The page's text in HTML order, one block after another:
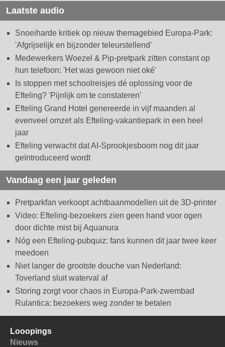
Laatste audio
Snoeiharde kritiek op nieuw themagebied Europa-Park:
'Afgrijselijk en bijzonder teleurstellend'
Medewerkers Woezel & Pip-pretpark zitten constant op
hun telefoon: 'Het was gewoon niet oké'
Is stoppen met schoolreisjes dé oplossing voor de
Efteling? 'Pijnlijk om te constateren'
Efteling Grand Hotel genereerde in vijf maanden al
evenveel omzet als Efteling-vakantiepark in een heel
jaar
Efteling verwacht dat AI-Sprookjesboom nog dit jaar
geïntroduceerd wordt
Vandaag een jaar geleden
Pretparkfan verkoopt achtbaanmodellen uit de 3D-printer
Video: Efteling-bezoekers zien geen hand voor ogen
door dichte mist bij Aquanura
Nóg een Efteling-pubquiz: fans kunnen dit jaar twee keer
meedoen
Niet langer de grootste douche van Nederland:
Toverland sluit waterval af
Storing zorgt voor chaos in Europa-Park-zwembad
Rulantica: bezoekers weg zonder te betalen
Looopings
Nieuws